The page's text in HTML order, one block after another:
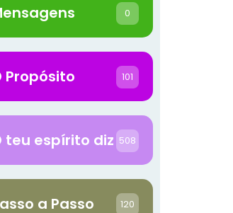
0
Propósito 101
teu espírito diz 508
a Passo 120